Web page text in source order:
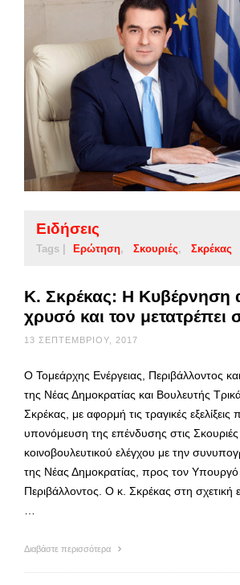
Ειδήσεις
Tags | Ερώτηση Σκουριές Σκρέκας
Κ. Σκρέκας: Η Κυβέρνηση
χρυσό και τον μετατρέπει
13 ΣΕΠΤΕΜΒΡΊΟΥ, 2017
Ο Τομεάρχης Ενέργειας, Περιβάλλοντος
της Νέας Δημοκρατίας και Βουλευτής
Σκρέκας, με αφορμή τις τραγικές
υπονόμευση της επένδυσης στις
κοινοβουλευτικού ελέγχου με την
της Νέας Δημοκρατίας, προς τον Υπουργό
Περιβάλλοντος. Ο κ. Σκρέκας στη σχετική
…
Διαβάστε περισσότερα